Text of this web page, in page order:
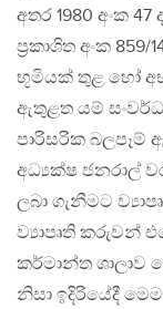
අතර 1980 අංක
ප්‍රකාශිත අංක
භූමියක්‌ තුළ හෝ
ඇතුළත යම්
පාරිසරික බලපෑම්
අධ්‍යක්ෂ ජනරාල්
ලබා ගැනීමට
ව්‍යාපෘති කරුවන්
කර්මාන්ත ශාලාව
නිසා ඉදිරියේදී